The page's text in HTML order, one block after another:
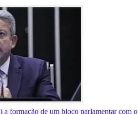
formação de um bloco parlamentar com o